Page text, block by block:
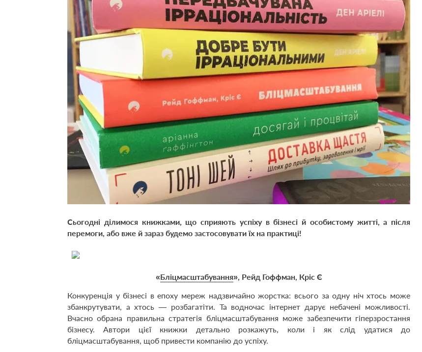
Сьогодні ділимося книжками, що сприяють успіху в бізнесі й особистому житті, а після
перемоги, або вже й зараз будемо застосовувати їх на практиці!
«Бліцмасштабування», Рейд Гоффман, Кріс Є
Конкуренція у бізнесі в епоху мереж надзвичайно жорстка: всього за одну ніч хтось може
збанкрутувати, а хтось — розбагатіти. Та водночас інтернет дарує небачені можливості.
Вчасно обрана правильна стратегія бліцмасштабування може забезпечити гіперзростання
бізнесу. Автори цієї книжки детально розкажуть, коли і як слід удатися до
бліцмасштабування, щоб привести компанію до успіху.